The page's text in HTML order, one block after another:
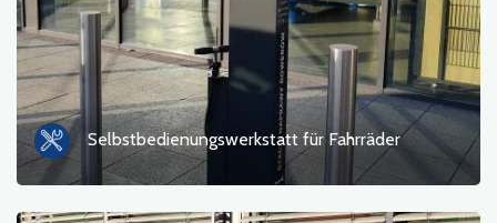
Selbstbedienungswerkstatt für Fahrräder